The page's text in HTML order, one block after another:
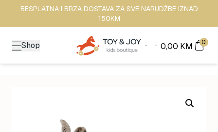
BESPLATNA I BRZA DOSTAVA ZA SVE NARUDŽBE IZNAD
150KM
Shop 0,00 KM 0